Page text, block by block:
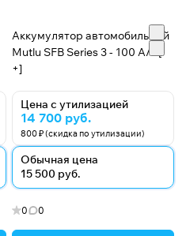
Аккумулятор автомобильный
Mutlu SFB Series 3 - 100 А/ч [-
+]
Цена с утилизацией
14 700 руб.
800 ₽ (скидка по утилизации)
Обычная цена
15 500 руб.
0 0